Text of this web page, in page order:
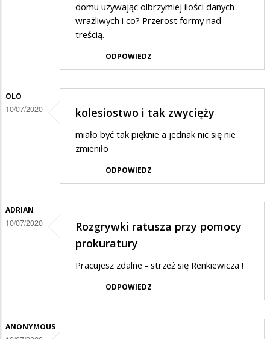
domu używając olbrzymiej ilości danych
wrażliwych i co? Przerost formy nad
treścią.
ODPOWIEDZ
OLO
10/07/2020 kolesiostwo i tak zwycięży
miało być tak pięknie a jednak nic się nie
zmieniło
ODPOWIEDZ
ADRIAN
10/07/2020
Rozgrywki ratusza przy pomocy
prokuratury
Pracujesz zdalne - strzeż się Renkiewicza !
ODPOWIEDZ
ANONYMOUS